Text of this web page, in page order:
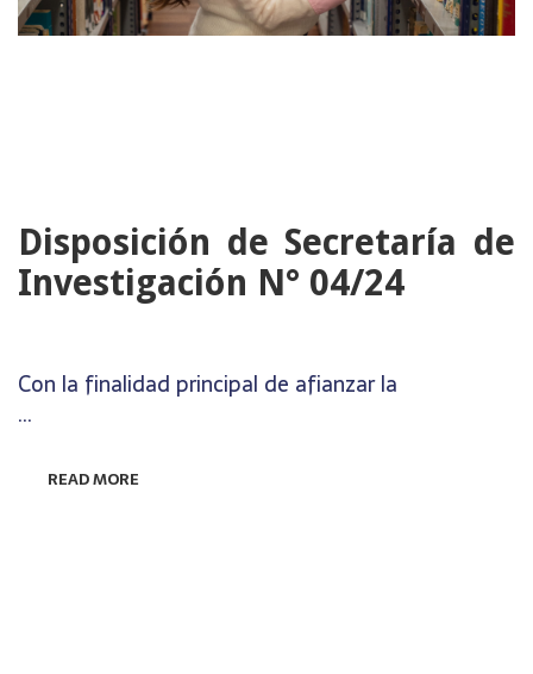
Disposición de Secretaría de
Investigación N° 04/24
Con la finalidad principal de afianzar la
…
READ MORE